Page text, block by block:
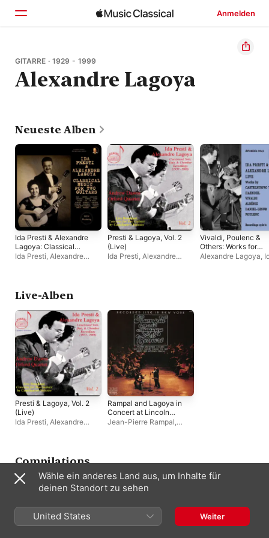
Anmelden
Startseite
Entdecken
GITARRE · 1929 - 1999
Alexandre Lagoya
Neueste Alben
Ida Presti & Alexandre
Lagoya: Classical
Music for two Guitars
Ida Presti, Alexandre
Presti & Lagoya, Vol. 2
(Live)
Ida Presti, Alexandre
Vivaldi, Poulenc &
Others: Works for
Guitar
Alexandre Lagoya,
Live-Alben
Presti & Lagoya, Vol. 2
(Live)
Ida Presti, Alexandre
Rampal and Lagoya in
Concert at Lincoln
Center in New York
Jean-Pierre Rampal,
Compilations
Wähle ein anderes Land aus, um Inhalte für
deinen Standort zu sehen
United States Weiter